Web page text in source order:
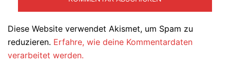
Diese Website verwendet Akismet, um Spam zu
reduzieren. Erfahre, wie deine Kommentardaten
verarbeitet werden.